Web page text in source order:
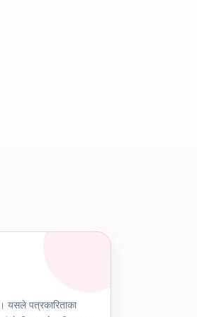
पत्रकारिताका